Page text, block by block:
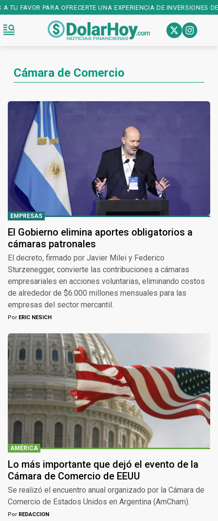
FAVOR PARA OFRECERTE UNA EXPERIENCIA DE INVERSIONES
Cámara de Comercio
EMPRESAS
El Gobierno elimina aportes obligatorios a
cámaras patronales
El decreto, firmado por Javier Milei y Federico
Sturzenegger, convierte las contribuciones a cámaras
empresariales en acciones voluntarias, eliminando costos
de alrededor de $6.000 millones mensuales para las
empresas del sector mercantil.
Por ERIC NESICH
AMÉRICA
Lo más importante que dejó el evento de la
Cámara de Comercio de EEUU
Se realizó el encuentro anual organizado por la Cámara de
Comercio de Estados Unidos en Argentina (AmCham).
Por REDACCION